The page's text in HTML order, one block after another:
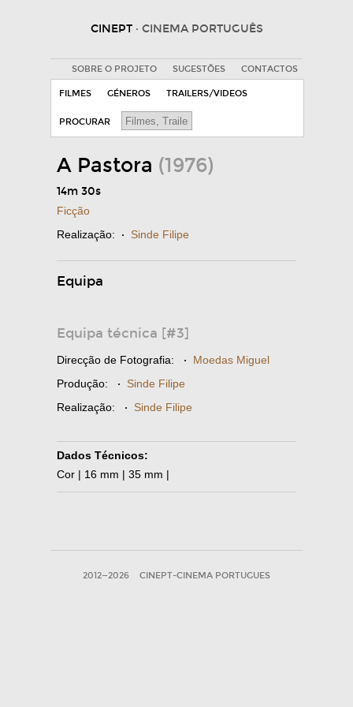
CINEPT · CINEMA PORTUGUÊS
SOBRE O PROJETO SUGESTÕES CONTACTOS
FILMES GÉNEROS TRAILERS/VIDEOS
PROCURAR
A Pastora (1976)
14m 30s
Ficção
Realização: · Sinde Filipe
Equipa
Equipa técnica [#3]
Direcção de Fotografia: · Moedas Miguel
Produção: · Sinde Filipe
Realização: · Sinde Filipe
Dados Técnicos:
Cor | 16 mm | 35 mm |
2012—2026 CINEPT-CINEMA PORTUGUES